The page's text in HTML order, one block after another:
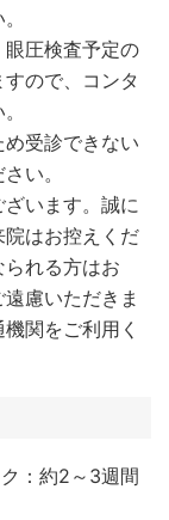
圧検査予定の
ので、コンタ
受診できない
い。
います。誠に
はお控えくだ
れる方はお
慮いただきま
関をご利用く
：約2～3週間